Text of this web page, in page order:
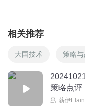
相关推荐
大国技术 策略
策略点评
薪伊